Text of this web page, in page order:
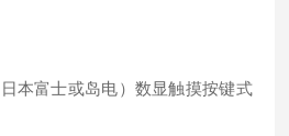
本富士或岛电）数显触摸按键式